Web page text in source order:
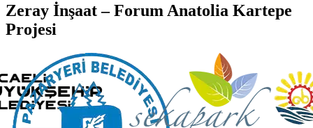
Zeray İnşaat – Forum Anatolia Kartepe
Projesi